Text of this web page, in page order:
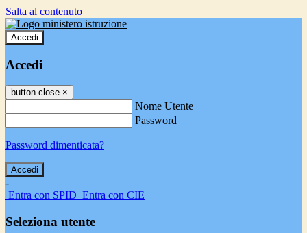
Salta al contenuto
Accedi
Accedi
button close ×
Nome Utente
Password
Password dimenticata?
-
Entra con SPID Entra con CIE
Seleziona utente